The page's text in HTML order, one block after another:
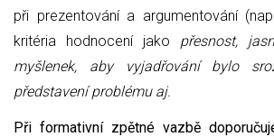
při prezentování a argumentování
kritéria hodnocení jako přesnost,
myšlenek, aby vyjadřování bylo
představení problému aj.
Při formativní zpětné vazbě